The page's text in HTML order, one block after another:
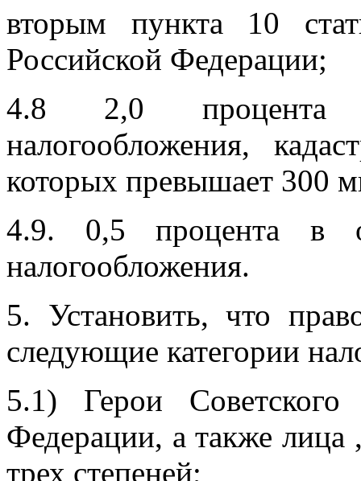
вторым пункта 10
Российской Федерации;
4.8 2,0
налогообложения,
которых превышает 300
4.9. 0,5
процента в
налогообложения.
5. Установить, что
следующие категории
5.1) Герои
Федерации, а также
трех степеней;